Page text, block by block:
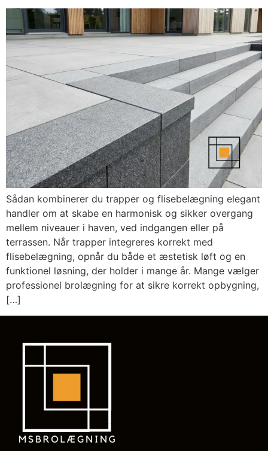
Sådan kombinerer du trapper og flisebelægning elegant
handler om at skabe en harmonisk og sikker overgang
mellem niveauer i haven, ved indgangen eller på
terrassen. Når trapper integreres korrekt med
flisebelægning, opnår du både et æstetisk løft og en
funktionel løsning, der holder i mange år. Mange vælger
professionel brolægning for at sikre korrekt opbygning,
[…]